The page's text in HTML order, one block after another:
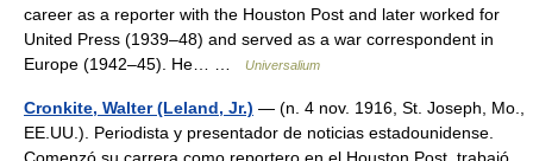
career as a reporter with the Houston Post and later worked for
United Press (1939–48) and served as a war correspondent in
Europe (1942–45). He… …
Universalium
Cronkite, Walter (Leland, Jr.) — (n. 4 nov. 1916, St. Joseph, Mo.,
EE.UU.). Periodista y presentador de noticias estadounidense.